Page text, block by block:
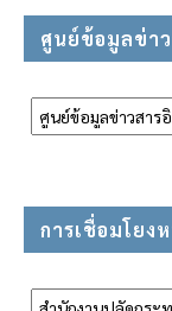
ศูนย์ข้อมูลข่าว
การเชื่อมโยง